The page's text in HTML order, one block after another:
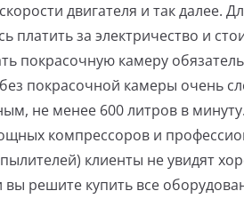
двигателя и так далее.
платить за электричество и
покрасочную камеру
покрасочной камеры очень
не менее 600 литров в
компрессоров и
клиенты не увидят
вы решите купить все